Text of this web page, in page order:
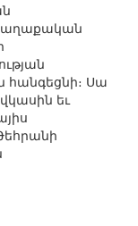
հանգեցնի։ Սա
եւ